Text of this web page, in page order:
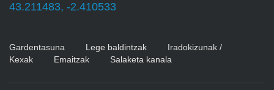
43.211483, -2.410533
Gardentasuna Lege baldintzak
Iradokizunak /
Kexak
Emaitzak Salaketa kanala